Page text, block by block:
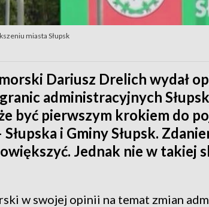
miasta Słupsk
Dariusz Drelich wydał
administracyjnych
być pierwszym krokiem do
i Gminy Słupsk.
Jednak nie w takiej
w swojej opinii na temat zmian